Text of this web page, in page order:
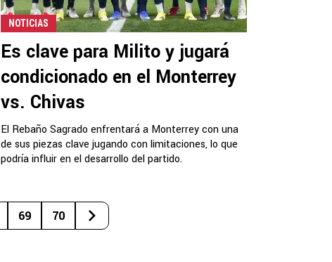
NOTICIAS
Es clave para Milito y jugará
condicionado en el Monterrey
vs. Chivas
El Rebaño Sagrado enfrentará a Monterrey con una
de sus piezas clave jugando con limitaciones, lo que
podría influir en el desarrollo del partido.
69 70